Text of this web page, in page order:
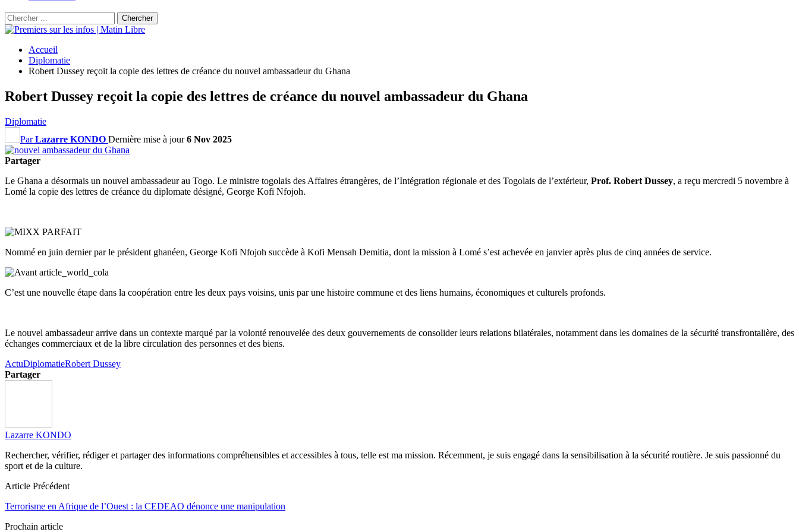
Accueil
Diplomatie
Robert Dussey reçoit la copie des lettres de créance du nouvel ambassadeur du Ghana
Robert Dussey reçoit la copie des lettres de créance du nouvel ambassadeur du Ghana
Diplomatie
ParLazarre KONDO Dernière mise à jour6 Nov 2025
Partager
Le Ghana a désormais un nouvel ambassadeur au Togo. Le ministre togolais des Affaires étrangères, de l’Intégration régionale et des Togolais de l’extérieur, Prof. Robert Dussey, a reçu mercredi 5 novembre à
Lomé la copie des lettres de créance du diplomate désigné, George Kofi Nfojoh.
Nommé en juin dernier par le président ghanéen, George Kofi Nfojoh succède à Kofi Mensah Demitia, dont la mission à Lomé s’est achevée en janvier après plus de cinq années de service.
C’est une nouvelle étape dans la coopération entre les deux pays voisins, unis par une histoire commune et des liens humains, économiques et culturels profonds.
Le nouvel ambassadeur arrive dans un contexte marqué par la volonté renouvelée des deux gouvernements de consolider leurs relations bilatérales, notamment dans les domaines de la sécurité transfrontalière, des
échanges commerciaux et de la libre circulation des personnes et des biens.
ActuDiplomatieRobert Dussey
Partager
Lazarre KONDO
Rechercher, vérifier, rédiger et partager des informations compréhensibles et accessibles à tous, telle est ma mission. Récemment, je suis engagé dans la sensibilisation à la sécurité routière. Je suis passionné du
sport et de la culture.
Article Précédent
Terrorisme en Afrique de l’Ouest : la CEDEAO dénonce une manipulation
Prochain article